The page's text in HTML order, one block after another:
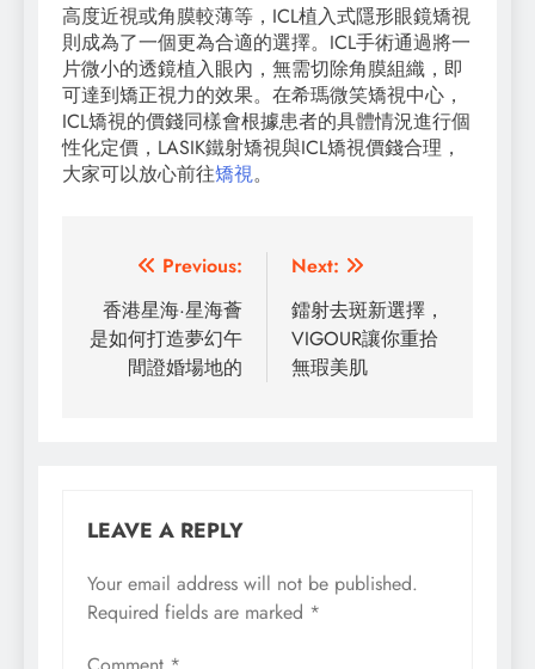
高度近視或角膜較薄等，ICL植入式隱形眼鏡矯視
則成為了一個更為合適的選擇。ICL手術通過將一
片微小的透鏡植入眼內，無需切除角膜組織，即
可達到矯正視力的效果。在希瑪微笑矯視中心，
ICL矯視的價錢同樣會根據患者的具體情況進行個
性化定價，LASIK鐵射矯視與ICL矯視價錢合理，
大家可以放心前往矯視。
Post
navigation
Previous:
香港星海·星海薈
是如何打造夢幻午
間證婚場地的
Next:
鐳射去斑新選擇，
VIGOUR讓你重拾
無瑕美肌
LEAVE A REPLY
Your email address will not be published.
Required fields are marked *